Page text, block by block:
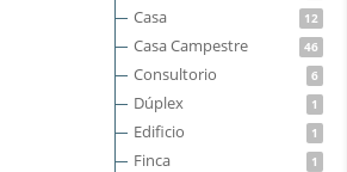
Casa 12
Casa Campestre 46
Consultorio 6
Dúplex 1
Edificio 1
Finca 1